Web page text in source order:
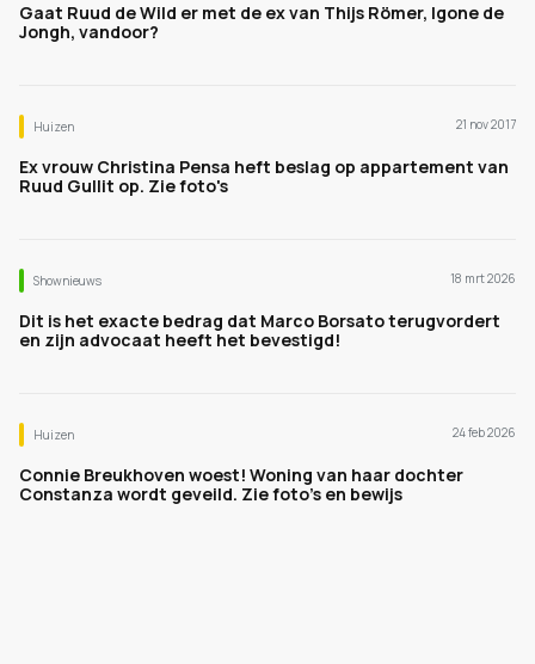
Gaat Ruud de Wild er met de ex van Thijs Römer, Igone de
Jongh, vandoor?
Huizen 21 nov 2017
Ex vrouw Christina Pensa heft beslag op appartement van
Ruud Gullit op. Zie foto's
Shownieuws 18 mrt 2026
Dit is het exacte bedrag dat Marco Borsato terugvordert
en zijn advocaat heeft het bevestigd!
Huizen 24 feb 2026
Connie Breukhoven woest! Woning van haar dochter
Constanza wordt geveild. Zie foto's en bewijs